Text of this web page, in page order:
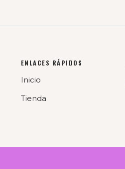
ENLACES RÁPIDOS
Inicio
Tienda